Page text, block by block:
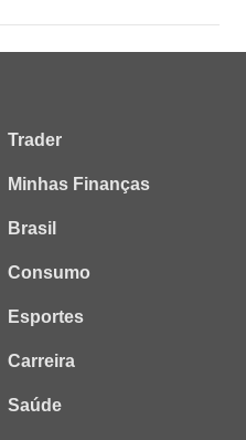
Trader
Minhas Finanças
Brasil
Consumo
Esportes
Carreira
Saúde